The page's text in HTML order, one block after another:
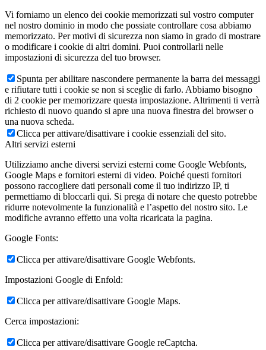
Vi forniamo un elenco dei cookie memorizzati sul vostro computer
nel nostro dominio in modo che possiate controllare cosa abbiamo
memorizzato. Per motivi di sicurezza non siamo in grado di mostrare
o modificare i cookie di altri domini. Puoi controllarli nelle
impostazioni di sicurezza del tuo browser.
Spunta per abilitare nascondere permanente la barra dei messaggi
e rifiutare tutti i cookie se non si sceglie di farlo. Abbiamo bisogno
di 2 cookie per memorizzare questa impostazione. Altrimenti ti verrà
richiesto di nuovo quando si apre una nuova finestra del browser o
una nuova scheda.
Clicca per attivare/disattivare i cookie essenziali del sito.
Altri servizi esterni
Utilizziamo anche diversi servizi esterni come Google Webfonts,
Google Maps e fornitori esterni di video. Poiché questi fornitori
possono raccogliere dati personali come il tuo indirizzo IP, ti
permettiamo di bloccarli qui. Si prega di notare che questo potrebbe
ridurre notevolmente la funzionalità e l’aspetto del nostro sito. Le
modifiche avranno effetto una volta ricaricata la pagina.
Google Fonts:
Clicca per attivare/disattivare Google Webfonts.
Impostazioni Google di Enfold:
Clicca per attivare/disattivare Google Maps.
Cerca impostazioni:
Clicca per attivare/disattivare Google reCaptcha.